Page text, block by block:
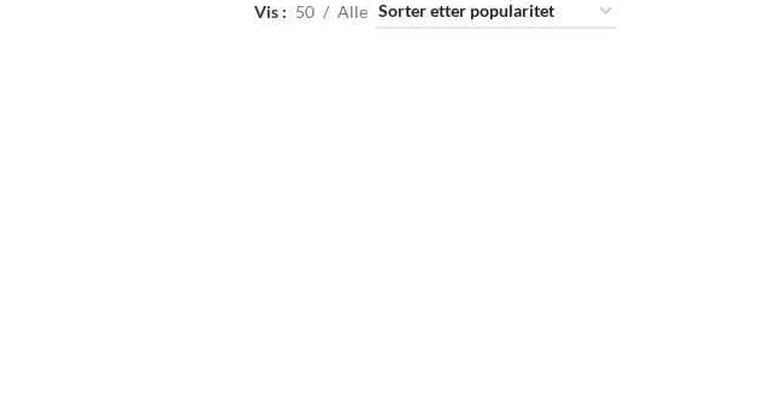
Vis 50 Alle